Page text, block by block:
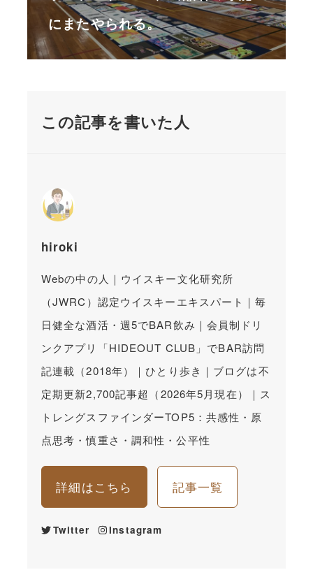
にまたやられる。
この記事を書いた人
hiroki
Webの中の人｜ウイスキー文化研究所
（JWRC）認定ウイスキーエキスパート｜毎
日健全な酒活・週5でBAR飲み｜会員制ドリ
ンクアプリ「HIDEOUT CLUB」でBAR訪問
記連載（2018年）｜ひとり歩き｜ブログは不
定期更新2,700記事超（2026年5月現在）｜ス
トレングスファインダーTOP5：共感性・原
点思考・慎重さ・調和性・公平性
詳細はこちら 記事一覧
Twitter Instagram